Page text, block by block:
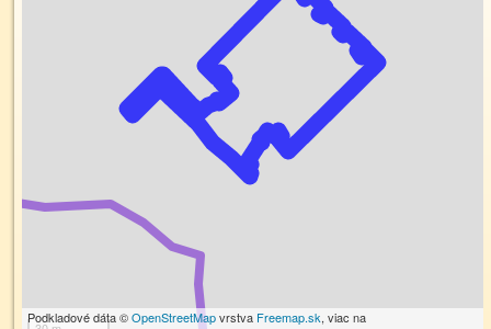
Podkladové dáta ©OpenStreetMapvrstva Freemap.sk, viac na